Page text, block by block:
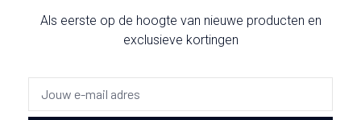
Als eerste op de hoogte van nieuwe producten en
exclusieve kortingen